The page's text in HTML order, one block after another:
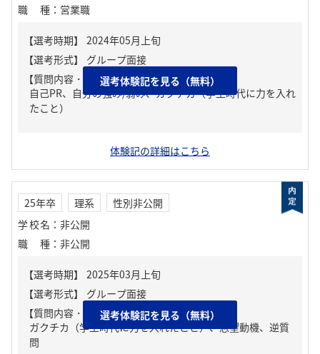
職種 ： 営業職
【質問内容・課題】
自己PR、自分の強み/弱み、ガクチカ（学生時代に力を入れ
たこと）
選考体験記を見る（無料）
体験記の詳細はこちら
25年卒 理系
性別非公開
学校名 ： 非公開
職種 ： 非公開
【質問内容・課題】
ガクチカ（学生時代に力を入れたこと）、志望動機、逆質
問
選考体験記を見る（無料）